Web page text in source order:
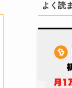
よく読